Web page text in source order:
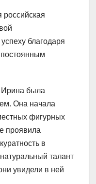
российская
благодаря
постоянным
Ирина была
Она начала
фигурных
проявила
в
талант
увидели в ней